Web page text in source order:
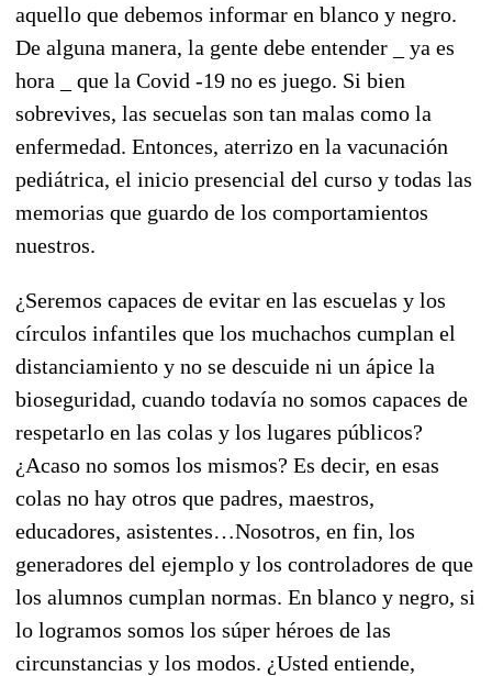
aquello que debemos informar en blanco y negro.
De alguna manera, la gente debe entender _ ya es
hora _ que la Covid -19 no es juego. Si bien
sobrevives, las secuelas son tan malas como la
enfermedad. Entonces, aterrizo en la vacunación
pediátrica, el inicio presencial del curso y todas las
memorias que guardo de los comportamientos
nuestros.
¿Seremos capaces de evitar en las escuelas y los
círculos infantiles que los muchachos cumplan el
distanciamiento y no se descuide ni un ápice la
bioseguridad, cuando todavía no somos capaces de
respetarlo en las colas y los lugares públicos?
¿Acaso no somos los mismos? Es decir, en esas
colas no hay otros que padres, maestros,
educadores, asistentes…Nosotros, en fin, los
generadores del ejemplo y los controladores de que
los alumnos cumplan normas. En blanco y negro, si
lo logramos somos los súper héroes de las
circunstancias y los modos. ¿Usted entiende,